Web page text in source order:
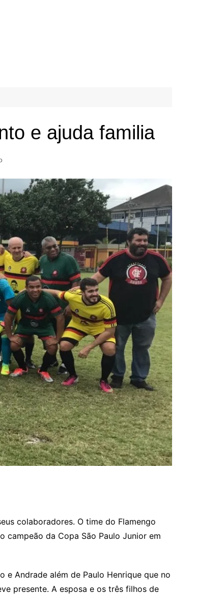
e ajuda familia
colaboradores. O time do Flamengo
campeão da Copa São Paulo Junior em
e Andrade além de Paulo Henrique que no
presente. A esposa e os três filhos de